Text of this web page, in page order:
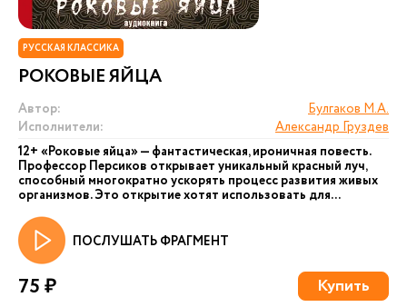
РУССКАЯ КЛАССИКА
РОКОВЫЕ ЯЙЦА
Автор:
Булгаков М.А.
Исполнители:
Александр Груздев
12+ «Роковые яйца» — фантастическая, ироничная повесть.
Профессор Персиков открывает уникальный красный луч,
способный многократно ускорять процесс развития живых
организмов. Это открытие хотят использовать для...
ПОСЛУШАТЬ ФРАГМЕНТ
75 ₽ Купить